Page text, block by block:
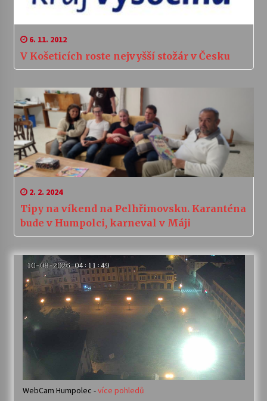
6. 11. 2012
V Košeticích roste nejvyšší stožár v Česku
2. 2. 2024
Tipy na víkend na Pelhřimovsku. Karanténa
bude v Humpolci, karneval v Máji
WebCam Humpolec -více pohledů